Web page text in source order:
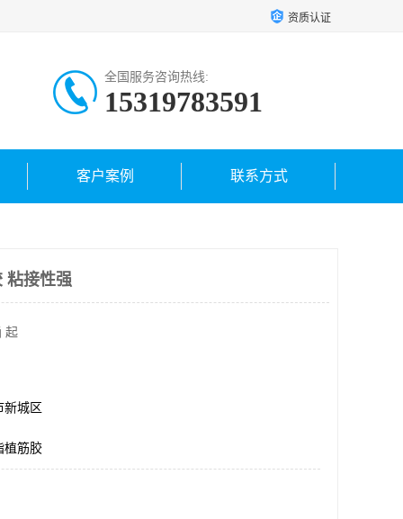
资质认证
全国服务咨询热线:
15319783591
客户案例 联系方式
粘接性强
起
新城区
植筋胶